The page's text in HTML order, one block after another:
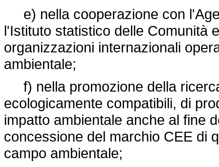
e) nella cooperazione con
l'Istituto statistico delle Comunità
organizzazioni internazionali
ambientale;
f) nella promozione della
ecologicamente compatibili, di
impatto ambientale anche al fine
concessione del marchio CEE di
campo ambientale;